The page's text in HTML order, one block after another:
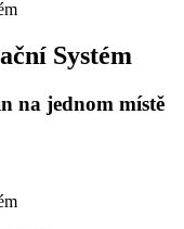
Systém
na jednom místě